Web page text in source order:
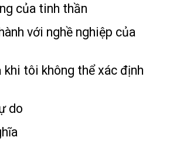
của tinh thần
với nghề nghiệp của
khi tôi không thể xác định
do